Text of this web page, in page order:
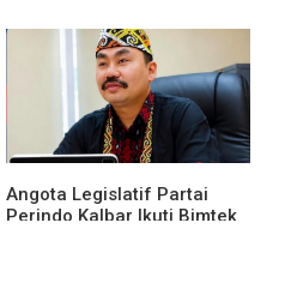
Angota Legislatif Partai
Perindo Kalbar Ikuti Bimtek